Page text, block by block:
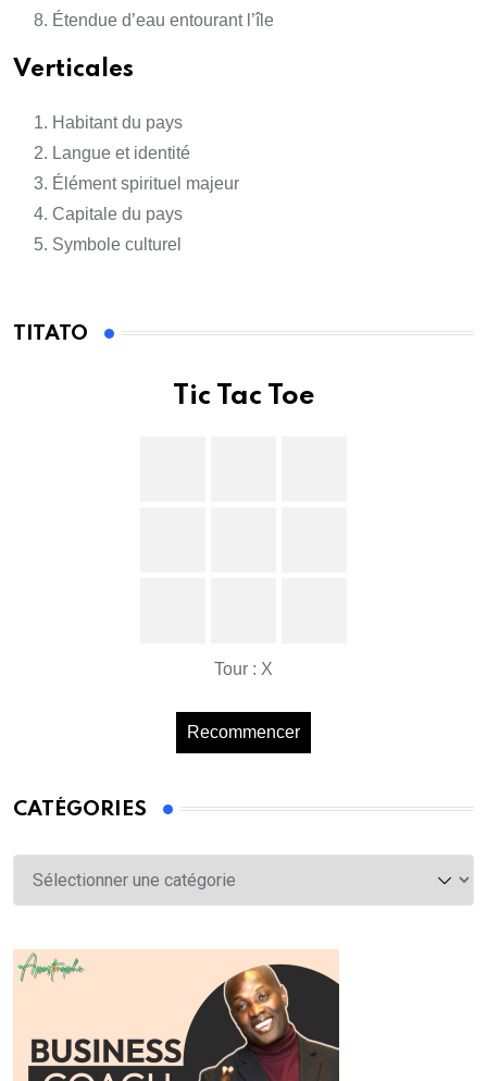
Étendue d’eau entourant l’île
Verticales
Habitant du pays
Langue et identité
Élément spirituel majeur
Capitale du pays
Symbole culturel
TITATO
Tic Tac Toe
Tour : X
Recommencer
CATÉGORIES